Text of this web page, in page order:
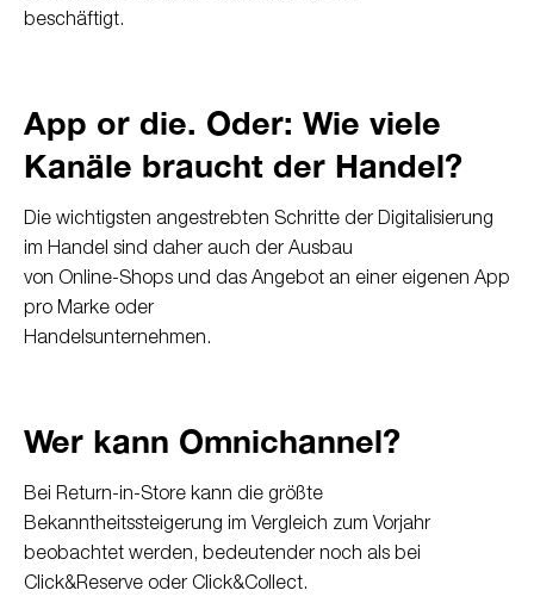
beschäftigt.
App or die. Oder: Wie viele
Kanäle braucht der Handel?
Die wichtigsten angestrebten Schritte der Digitalisierung
im Handel sind daher auch der Ausbau
von Online-Shops und das Angebot an einer eigenen App
pro Marke oder
Handelsunternehmen.
Wer kann Omnichannel?
Bei Return-in-Store kann die größte
Bekanntheitssteigerung im Vergleich zum Vorjahr
beobachtet werden, bedeutender noch als bei
Click&Reserve oder Click&Collect.